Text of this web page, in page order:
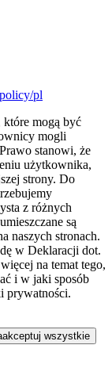
pl
które mogą być
mogli
stanowi, że
użytkownika,
strony. Do
z różnych
są
naszych stronach.
w Deklaracji dot.
na temat tego,
i w jaki sposób
prywatności.
wszystkie